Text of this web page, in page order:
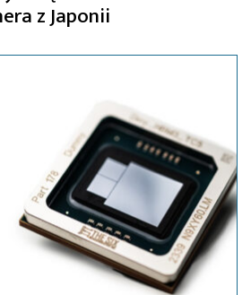
z Japonii